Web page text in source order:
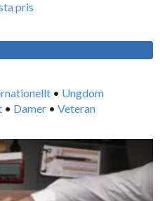
pris
• Ungdom
• Damer • Veteran